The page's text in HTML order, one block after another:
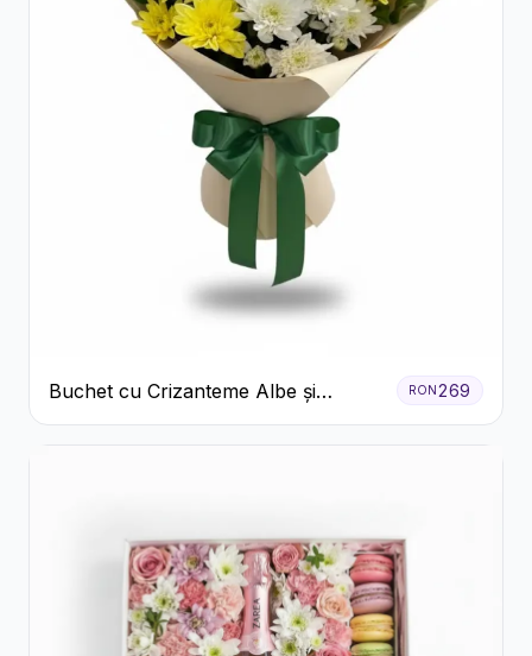
Buchet cu Crizanteme Albe și
Galbene
RON 269